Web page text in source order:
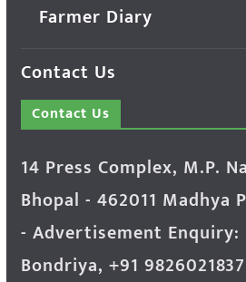
Farmer Diary
Contact Us
Contact Us
14 Press Complex, M.P.
Bhopal - 462011 Madhya
- Advertisement Enquiry:
Bondriya, +91 9826021837